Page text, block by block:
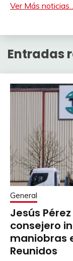
Ver Más
Entradas
General
Jesús
consejero
maniobras
Reunidos